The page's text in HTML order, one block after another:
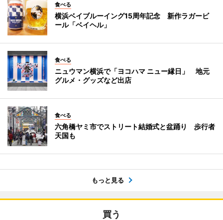
食べる
横浜ベイブルーイング15周年記念 新作ラガービ
ール「ベイヘル」
食べる
ニュウマン横浜で「ヨコハマ ニュー縁日」 地元
グルメ・グッズなど出店
食べる
六角橋ヤミ市でストリート結婚式と盆踊り 歩行者
天国も
もっと見る
買う